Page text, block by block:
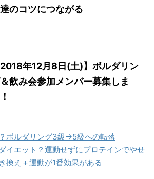
のコツにつながる
2018年12月8日(土)】ボルダリン
飲み会参加メンバー募集しま
ボルダリング3級→5級への転落
イエット？運動せずにプロテインでやせ
換え＋運動が1番効果がある